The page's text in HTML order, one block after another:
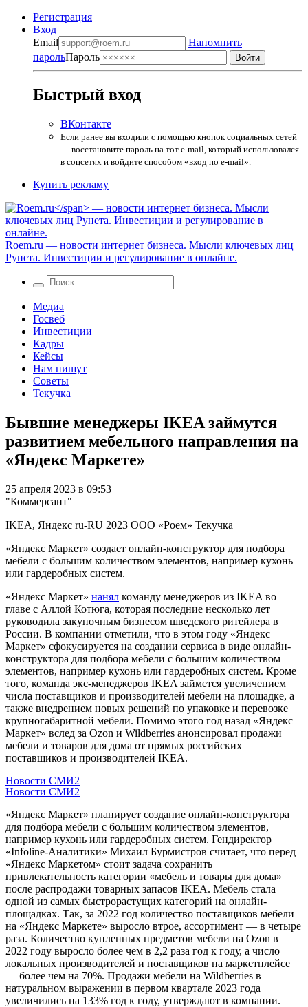
Регистрация
Вход
Email
Напомнить
парольПароль
Быстрый вход
ВКонтакте
Если ранее вы входили с помощью кнопок социальных сетей
— восстановите пароль на тот e-mail, который использовался
в соцсетях и войдите способом «вход по e-mail».
Купить рекламу
Roem.ru — новости интернет бизнеса. Мысли ключевых лиц
Рунета. Инвестиции и регулирование в онлайне.
Медиа
Госвеб
Инвестиции
Кадры
Кейсы
Нам пишут
Советы
Текучка
Бывшие менеджеры IKEA займутся
развитием мебельного направления на
«Яндекс Маркете»
25 апреля 2023 в 09:53
"Коммерсант"
IKEA, Яндекс ru-RU 2023 ООО «Роем» Текучка
«Яндекс Маркет» создает онлайн-конструктор для подбора
мебели с большим количеством элементов, например кухонь
или гардеробных систем.
«Яндекс Маркет» нанял команду менеджеров из IKEA во
главе с Аллой Котюга, которая последние несколько лет
руководила закупочным бизнесом шведского ритейлера в
России. В компании отметили, что в этом году «Яндекс
Маркет» сфокусируется на создании сервиса в виде онлайн-
конструктора для подбора мебели с большим количеством
элементов, например кухонь или гардеробных систем. Кроме
того, команда экс-менеджеров IKEA займется увеличением
числа поставщиков и производителей мебели на площадке, а
также внедрением новых решений по упаковке и перевозке
крупногабаритной мебели. Помимо этого год назад «Яндекс
Маркет» вслед за Ozon и Wildberries анонсировал продажи
мебели и товаров для дома от прямых российских
поставщиков и производителей IKEA.
Новости СМИ2
Новости СМИ2
«Яндекс Маркет» планирует создание онлайн-конструктора
для подбора мебели с большим количеством элементов,
например кухонь или гардеробных систем. Гендиректор
«Infoline-Аналитики» Михаил Бурмистров считает, что перед
«Яндекс Маркетом» стоит задача сохранить
привлекательность категории «мебель и товары для дома»
после распродажи товарных запасов IKEA. Мебель стала
одной из самых быстрорастущих категорий на онлайн-
площадках. Так, за 2022 год количество поставщиков мебели
на «Яндекс Маркете» выросло втрое, ассортимент — в четыре
раза. Количество купленных предметов мебели на Ozon в
2022 году выросло более чем в 2,2 раза год к году, а число
локальных производителей и поставщиков на маркетплейсе
— более чем на 70%. Продажи мебели на Wildberries в
натуральном выражении в первом квартале 2023 года
увеличились на 133% год к году, утверждают в компании.